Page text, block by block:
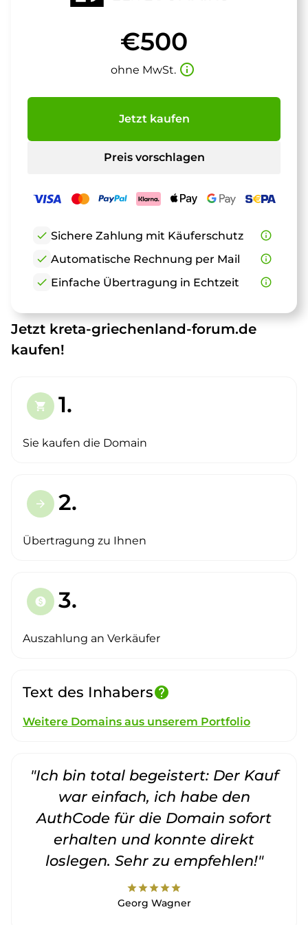
€500
ohne MwSt. info_outline
Jetzt kaufen
Preis vorschlagen
check Sichere Zahlung mit Käuferschutz
info_outline
check Automatische Rechnung per Mail
info_outline
check Einfache Übertragung in Echtzeit info_outline
Jetzt kreta-griechenland-forum.de
kaufen!
shopping_cart 1.
Sie kaufen die Domain
arrow_forward 2.
Übertragung zu Ihnen
paid 3.
Auszahlung an Verkäufer
Text des Inhabershelp
Weitere Domains aus unserem Portfolio
"Ich bin total begeistert: Der Kauf
war einfach, ich habe den
AuthCode für die Domain sofort
erhalten und konnte direkt
loslegen. Sehr zu empfehlen!"
starstarstarstarstar
Georg Wagner